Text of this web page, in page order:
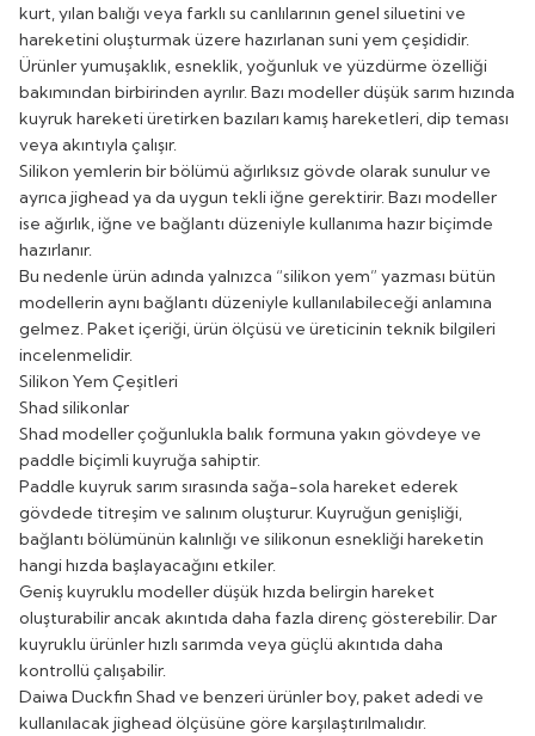
kurt, yılan balığı veya farklı su canlılarının genel siluetini ve
hareketini oluşturmak üzere hazırlanan suni yem çeşididir.
Ürünler yumuşaklık, esneklik, yoğunluk ve yüzdürme özelliği
bakımından birbirinden ayrılır. Bazı modeller düşük sarım hızında
kuyruk hareketi üretirken bazıları kamış hareketleri, dip teması
veya akıntıyla çalışır.
Silikon yemlerin bir bölümü ağırlıksız gövde olarak sunulur ve
ayrıca jighead ya da uygun tekli iğne gerektirir. Bazı modeller
ise ağırlık, iğne ve bağlantı düzeniyle kullanıma hazır biçimde
hazırlanır.
Bu nedenle ürün adında yalnızca “silikon yem” yazması bütün
modellerin aynı bağlantı düzeniyle kullanılabileceği anlamına
gelmez. Paket içeriği, ürün ölçüsü ve üreticinin teknik bilgileri
incelenmelidir.
Silikon Yem Çeşitleri
Shad silikonlar
Shad modeller çoğunlukla balık formuna yakın gövdeye ve
paddle biçimli kuyruğa sahiptir.
Paddle kuyruk sarım sırasında sağa-sola hareket ederek
gövdede titreşim ve salınım oluşturur. Kuyruğun genişliği,
bağlantı bölümünün kalınlığı ve silikonun esnekliği hareketin
hangi hızda başlayacağını etkiler.
Geniş kuyruklu modeller düşük hızda belirgin hareket
oluşturabilir ancak akıntıda daha fazla direnç gösterebilir. Dar
kuyruklu ürünler hızlı sarımda veya güçlü akıntıda daha
kontrollü çalışabilir.
Daiwa Duckfin Shad ve benzeri ürünler boy, paket adedi ve
kullanılacak jighead ölçüsüne göre karşılaştırılmalıdır.